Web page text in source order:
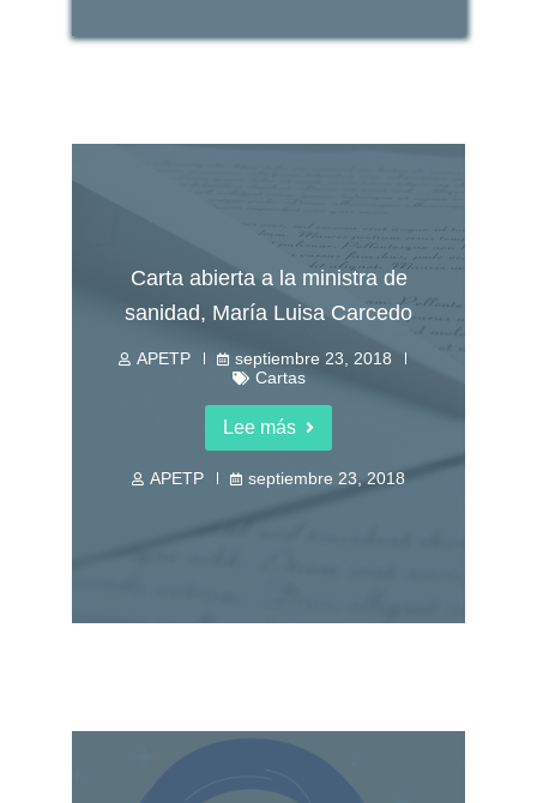
Carta abierta a la ministra de
sanidad, María Luisa Carcedo
APETP
septiembre 23, 2018
Cartas
Lee más
APETP septiembre 23, 2018